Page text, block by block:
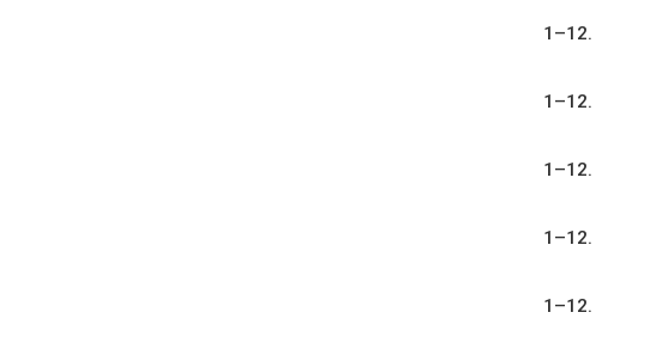
1–12.
1–12.
1–12.
1–12.
1–12.